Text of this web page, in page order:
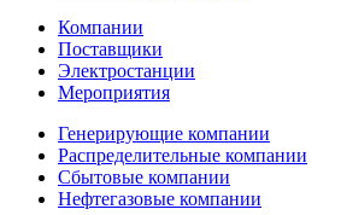
Компании
Поставщики
Электростанции
Мероприятия
Генерирующие компании
Распределительные компании
Сбытовые компании
Нефтегазовые компании